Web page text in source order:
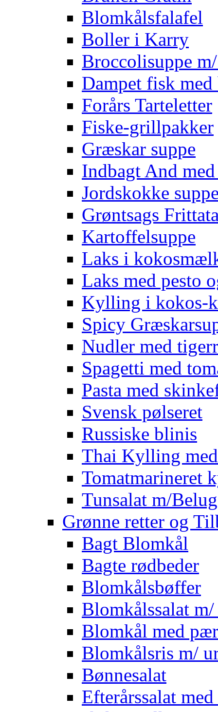
Blomkålsfalafel
Boller i Karry
Broccolisuppe
Dampet fisk
Forårs Tarteletter
Fiske-grillpakker
Græskar suppe
Indbagt And
Jordskokke
Grøntsags
Kartoffelsuppe
Laks i
Laks med pesto
Kylling i kokos-
Spicy
Nudler med
Spagetti med
Pasta med
Svensk pølseret
Russiske blinis
Thai Kylling
Tomatmarineret
Tunsalat m/
Grønne retter og
Bagt Blomkål
Bagte rødbeder
Blomkålsbøffer
Blomkålssalat
Blomkål med
Blomkålsris m/
Bønnesalat
Efterårssalat